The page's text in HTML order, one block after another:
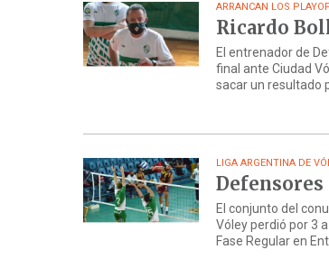
ARRANCAN LOS
Ricardo
El entrenador de
final ante Ciudad
sacar un resultado
LIGA ARGENTINA DE
Defensores
El conjunto del
Vóley perdió por 3
Fase Regular en